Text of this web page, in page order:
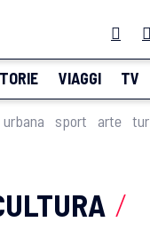
VIAGGI TV
sport arte
/